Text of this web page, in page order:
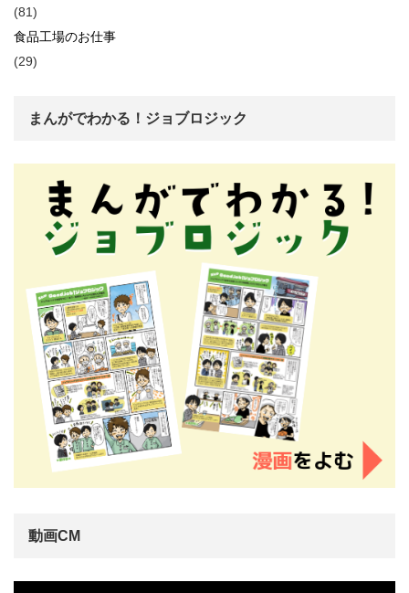
(81)
食品工場のお仕事
(29)
まんがでわかる！ジョブロジック
動画CM